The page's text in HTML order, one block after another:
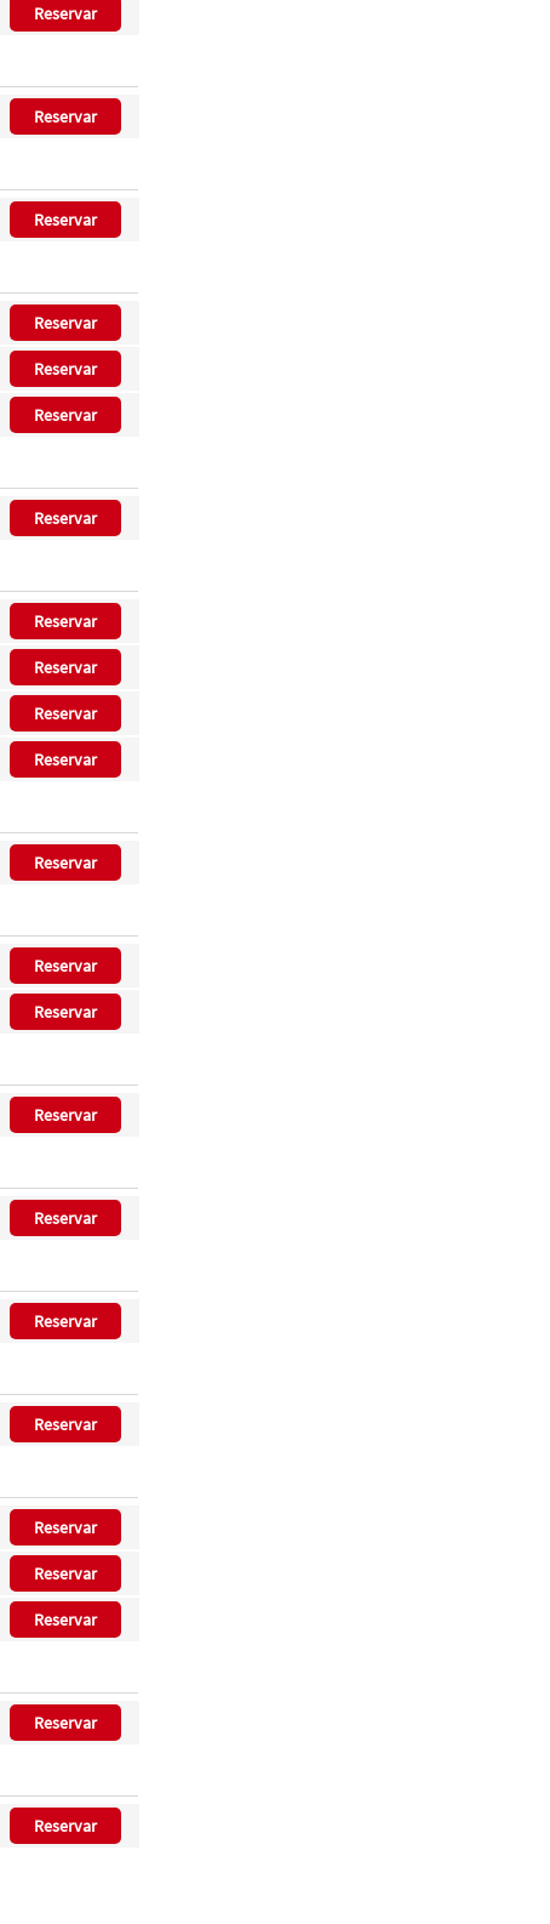
Reservar
Reservar
Reservar
Reservar
Reservar
Reservar
Reservar
Reservar
Reservar
Reservar
Reservar
Reservar
Reservar
Reservar
Reservar
Reservar
Reservar
Reservar
Reservar
Reservar
Reservar
Reservar
Reservar